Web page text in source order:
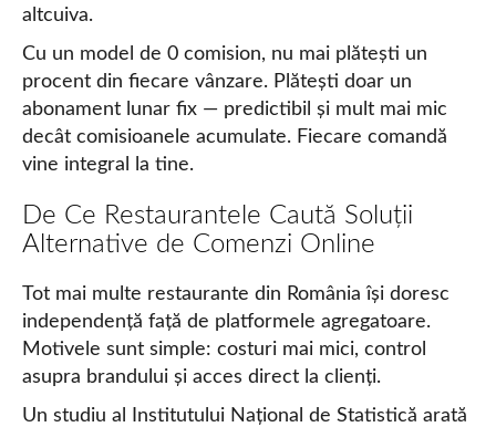
altcuiva.
Cu un model de 0 comision, nu mai plătești un
procent din fiecare vânzare. Plătești doar un
abonament lunar fix — predictibil și mult mai mic
decât comisioanele acumulate. Fiecare comandă
vine integral la tine.
De Ce Restaurantele Caută Soluții
Alternative de Comenzi Online
Tot mai multe restaurante din România își doresc
independență față de platformele agregatoare.
Motivele sunt simple: costuri mai mici, control
asupra brandului și acces direct la clienți.
Un studiu al Institutului Național de Statistică arată